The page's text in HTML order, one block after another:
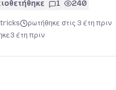
1 240
tricks
ρωτήθηκε στις 3 έτη πριν
3 έτη πριν